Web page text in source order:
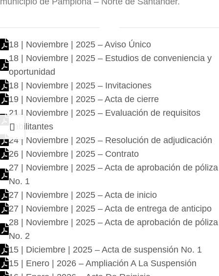
18 | Noviembre | 2025 – Aviso Único
18 | Noviembre | 2025 – Estudios de conveniencia y
oportunidad
18 | Noviembre | 2025 – Invitaciones
19 | Noviembre | 2025 – Acta de cierre
21 | Noviembre | 2025 – Evaluación de requisitos
habilitantes
24 | Noviembre | 2025 – Resolución de adjudicación
26 | Noviembre | 2025 – Contrato
27 | Noviembre | 2025 – Acta de aprobación de póliza
No. 1
27 | Noviembre | 2025 – Acta de inicio
27 | Noviembre | 2025 – Acta de entrega de anticipo
28 | Noviembre | 2025 – Acta de aprobación de póliza
No. 2
15 | Diciembre | 2025 – Acta de suspensión No. 1
15 | Enero | 2026 – Ampliación A La Suspensión